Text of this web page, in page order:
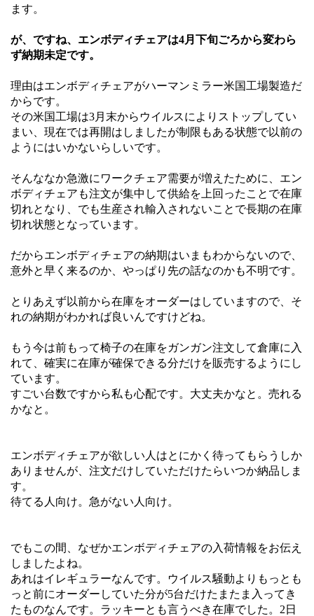
ます。
が、ですね、エンボディチェアは4月下旬ごろから変わら
ず納期未定です。
理由はエンボディチェアがハーマンミラー米国工場製造だ
からです。
その米国工場は3月末からウイルスによりストップしてい
まい、現在では再開はしましたが制限もある状態で以前の
ようにはいかないらしいです。
そんななか急激にワークチェア需要が増えたために、エン
ボディチェアも注文が集中して供給を上回ったことで在庫
切れとなり、でも生産され輸入されないことで長期の在庫
切れ状態となっています。
だからエンボディチェアの納期はいまもわからないので、
意外と早く来るのか、やっぱり先の話なのかも不明です。
とりあえず以前から在庫をオーダーはしていますので、そ
れの納期がわかれば良いんですけどね。
もう今は前もって椅子の在庫をガンガン注文して倉庫に入
れて、確実に在庫が確保できる分だけを販売するようにし
ています。
すごい台数ですから私も心配です。大丈夫かなと。売れる
かなと。
エンボディチェアが欲しい人はとにかく待ってもらうしか
ありませんが、注文だけしていただけたらいつか納品しま
す。
待てる人向け。急がない人向け。
でもこの間、なぜかエンボディチェアの入荷情報をお伝え
しましたよね。
あれはイレギュラーなんです。ウイルス騒動よりもっとも
っと前にオーダーしていた分が5台だけたまたま入ってき
たものなんです。ラッキーとも言うべき在庫でした。2日